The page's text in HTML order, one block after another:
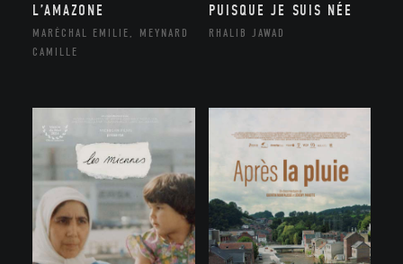
L’AMAZONE
MARÉCHAL EMILIE, MEYNARD
CAMILLE
PUISQUE JE SUIS NÉE
RHALIB JAWAD